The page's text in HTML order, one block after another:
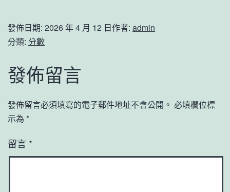
發佈日期: 2026 年 4 月 12 日作者: admin
分類: 分數
發佈留言
發佈留言必須填寫的電子郵件地址不會公開。 必填欄位標
示為 *
留言 *